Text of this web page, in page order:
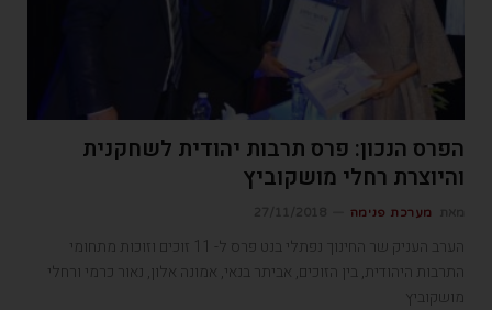
הפרס הנכון: פרס תרבות יהודית לשחקנית
והיוצרת רחלי מושקוביץ
מערכת פנימה
הערב העניק שר החינוך נפתלי בנט פרס ל- 11 זוכים וזוכות מתחומי
התרבות היהודית, בין הזוכים, אביתר בנאי, אמונה אלון, נאור כרמי ורחלי
מושקוביץ